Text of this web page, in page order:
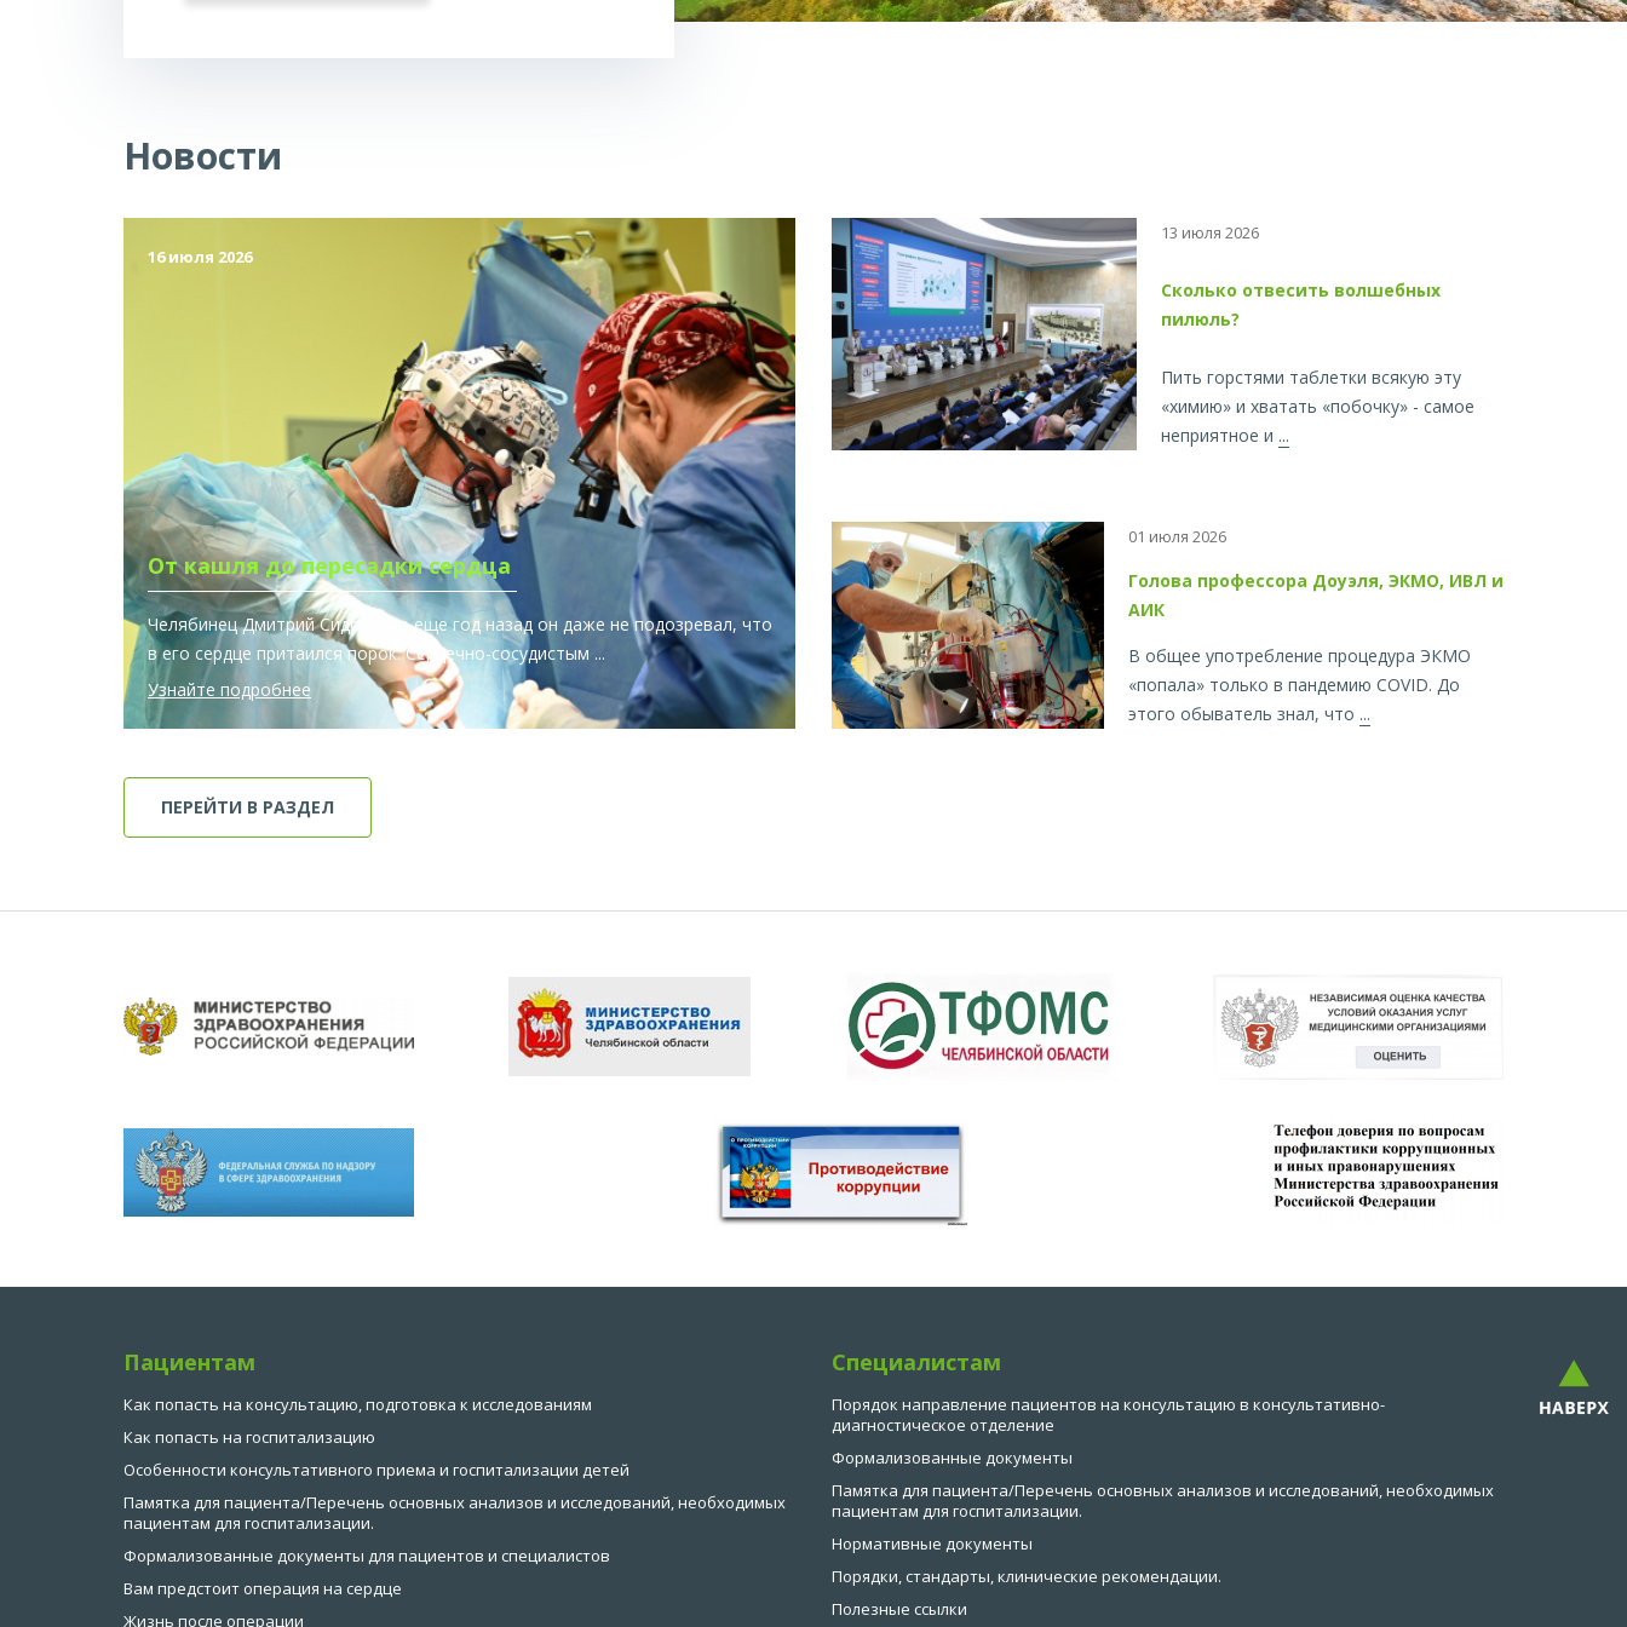
Новости
16 июля 2026
От кашля до пересадки сердца
Челябинец Дмитрий Сидоренко еще год назад он даже не подозревал, что
в его сердце притаился порок. Сердечно-сосудистым ...
Узнайте подробнее
13 июля 2026
Сколько отвесить волшебных
пилюль?
Пить горстями таблетки всякую эту
«химию» и хватать «побочку» - самое
неприятное и ...
01 июля 2026
Голова профессора Доуэля, ЭКМО, ИВЛ и
АИК
В общее употребление процедура ЭКМО
«попала» только в пандемию COVID. До
этого обыватель знал, что ...
ПЕРЕЙТИ В РАЗДЕЛ
Пациентам
Как попасть на консультацию, подготовка к исследованиям
Как попасть на госпитализацию
Особенности консультативного приема и госпитализации детей
Памятка для пациента/Перечень основных анализов и исследований, необходимых
пациентам для госпитализации.
Формализованные документы для пациентов и специалистов
Вам предстоит операция на сердце
Жизнь после операции
Специалистам
Порядок направление пациентов на консультацию в консультативно-
диагностическое отделение
Формализованные документы
Памятка для пациента/Перечень основных анализов и исследований, необходимых
пациентам для госпитализации.
Нормативные документы
Порядки, стандарты, клинические рекомендации.
Полезные ссылки